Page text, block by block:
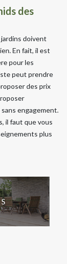
des
doivent
En fait, il est
pour les
peut prendre
des prix
engagement.
il faut que vous
plus